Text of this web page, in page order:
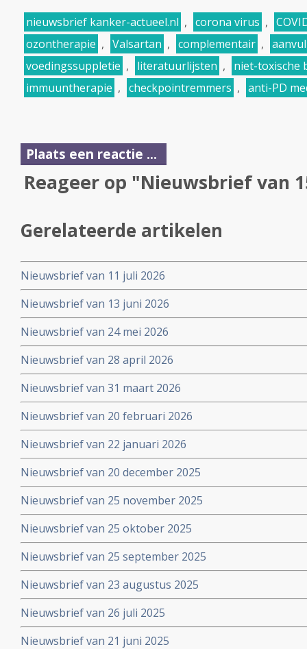
nieuwsbrief kanker-actueel.nl , corona virus ,
ozontherapie , Valsartan , complementair ,
voedingssuppletie , literatuurlijsten ,
niet-toxische
immuuntherapie , checkpointremmers , anti-PD
Plaats een reactie ...
Reageer op "Nieuwsbrief van
Gerelateerde artikelen
Nieuwsbrief van 11 juli 2026
Nieuwsbrief van 13 juni 2026
Nieuwsbrief van 24 mei 2026
Nieuwsbrief van 28 april 2026
Nieuwsbrief van 31 maart 2026
Nieuwsbrief van 20 februari 2026
Nieuwsbrief van 22 januari 2026
Nieuwsbrief van 20 december 2025
Nieuwsbrief van 25 november 2025
Nieuwsbrief van 25 oktober 2025
Nieuwsbrief van 25 september 2025
Nieuwsbrief van 23 augustus 2025
Nieuwsbrief van 26 juli 2025
Nieuwsbrief van 21 juni 2025